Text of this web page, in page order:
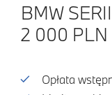
BMW
2 000 PLN
Opłata